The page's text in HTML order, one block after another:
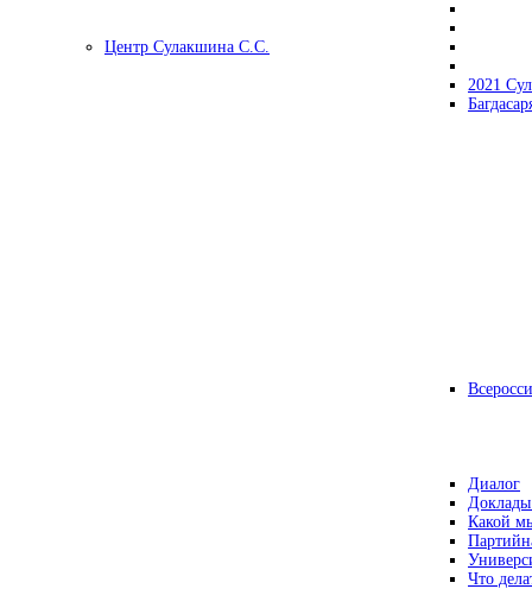
Центр Сулакшина С.С.
2021
Диалог
Какой
Что